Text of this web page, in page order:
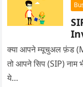
क्या आपने म्यूचुअल फ़ंड
तो आपने सिप (SIP)
ये…